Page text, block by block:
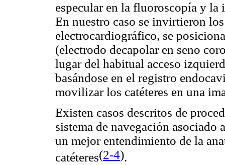
especular en la fluoroscopía y
En nuestro caso se invirtieron
electrocardiográfico, se
(electrodo decapolar en seno
lugar del habitual acceso
basándose en el registro
movilizar los catéteres en una
Existen casos descritos de
sistema de navegación asociado
un mejor entendimiento de la
catéteres(2-4).